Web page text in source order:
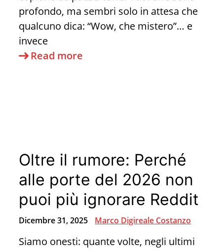
profondo, ma sembri solo in attesa che
qualcuno dica: “Wow, che mistero”… e
invece
Read more
di
profilo
con
sigaretta
Oltre il rumore: Perché
alle porte del 2026 non
puoi più ignorare Reddit
Dicembre 31, 2025 Marco Digireale Costanzo
Siamo onesti: quante volte, negli ultimi